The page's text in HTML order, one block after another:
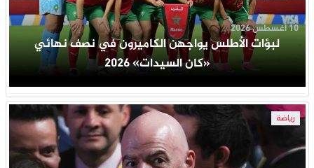
لبؤات الأطلس يواجهن الكاميرون في نصف نهائي
«كان السيدات» 2026
10 أغسطس 2026
رياضة